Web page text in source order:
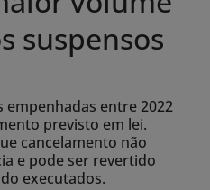
suspensos
empenhadas entre 2022
previsto em lei.
cancelamento não
e pode ser revertido
executados.